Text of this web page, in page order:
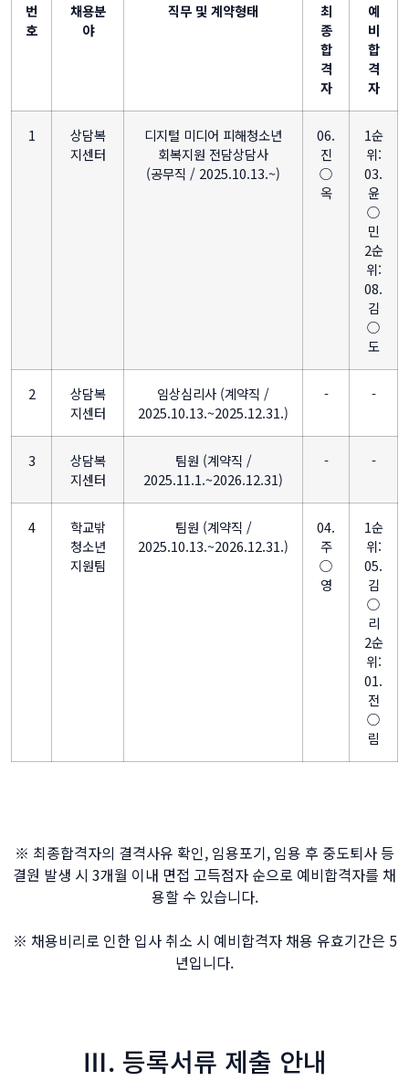
번
호
채용분
야
직무 및 계약형태
최
종
합
격
자
예
비
합
격
자
1
상담복
지센터
디지털 미디어 피해청소년
회복지원 전담상담사
(공무직 / 2025.10.13.~)
06.
진
○
옥
1순
위:
03.
윤
○
민
2순
위:
08.
김
○
도
2
상담복
지센터
임상심리사 (계약직 /
2025.10.13.~2025.12.31.)
- -
3
상담복
지센터
팀원 (계약직 /
2025.11.1.~2026.12.31)
- -
4
학교밖
청소년
지원팀
팀원 (계약직 /
2025.10.13.~2026.12.31.)
04.
주
○
영
1순
위:
05.
김
○
리
2순
위:
01.
전
○
림
※ 최종합격자의 결격사유 확인, 임용포기, 임용 후 중도퇴사 등
결원 발생 시 3개월 이내 면접 고득점자 순으로 예비합격자를 채
용할 수 있습니다.
※ 채용비리로 인한 입사 취소 시 예비합격자 채용 유효기간은 5
년입니다.
Ⅲ. 등록서류 제출 안내